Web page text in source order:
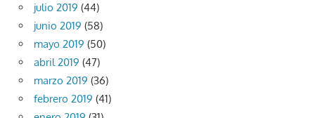
julio 2019 (44)
junio 2019 (58)
mayo 2019 (50)
abril 2019 (47)
marzo 2019 (36)
febrero 2019 (41)